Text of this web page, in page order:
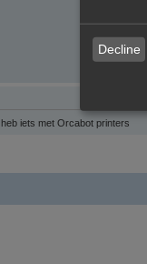
iets met Orcabot printers
Decline